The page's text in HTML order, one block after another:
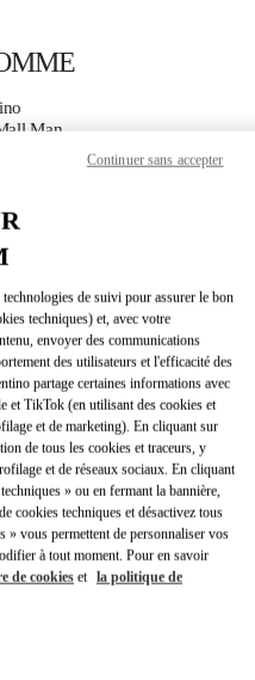
Man
DIRECTIONSLINK
Opens in New Tab
de suivi pour assurer le bon
techniques) et, avec votre
envoyer des communications
des utilisateurs et l'efficacité des
partage certaines informations avec
et TikTok (en utilisant des cookies et
et de marketing). En cliquant sur
de tous les cookies et traceurs, y
et de réseaux sociaux. En cliquant
» ou en fermant la bannière,
cookies techniques et désactivez tous
» vous permettent de personnaliser vos
à tout moment. Pour en savoir
de cookies et la politique de
Continuer sans accepter